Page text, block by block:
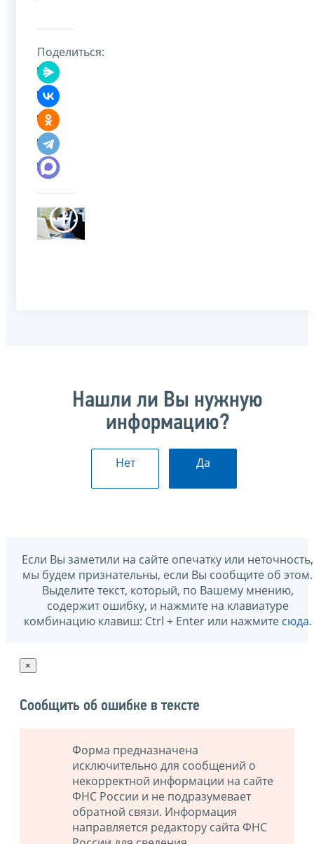
Поделиться:
Нашли ли Вы нужную
информацию?
Нет Да
Если Вы заметили на сайте опечатку или неточность,
мы будем признательны, если Вы сообщите об этом.
Выделите текст, который, по Вашему мнению,
содержит ошибку, и нажмите на клавиатуре
комбинацию клавиш: Ctrl + Enter или нажмите сюда.
×
Сообщить об ошибке в тексте
Форма предназначена
исключительно для сообщений о
некорректной информации на сайте
ФНС России и не подразумевает
обратной связи. Информация
направляется редактору сайта ФНС